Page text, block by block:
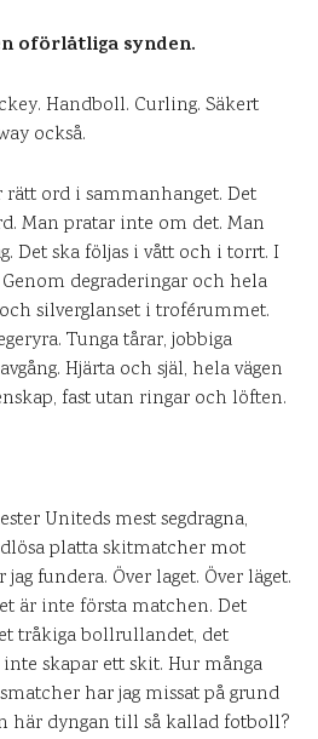
oförlåtliga synden.
Handboll. Curling. Säkert
också.
rätt ord i sammanhanget. Det
Man pratar inte om det. Man
Det ska följas i vått och i torrt. I
degraderingar och hela
silverglanset i troférummet.
Tunga tårar, jobbiga
Hjärta och själ, hela vägen
fast utan ringar och löften.
Uniteds mest segdragna,
platta skitmatcher mot
fundera. Över laget. Över läget.
är inte första matchen. Det
tråkiga bollrullandet, det
skapar ett skit. Hur många
har jag missat på grund
här dyngan till så kallad fotboll?